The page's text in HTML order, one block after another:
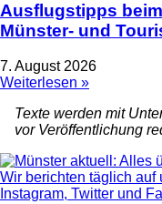
Ausflugstipps
Münster- und
7. August 2026
Weiterlesen »
Texte werden mit
vor Veröffentlichung